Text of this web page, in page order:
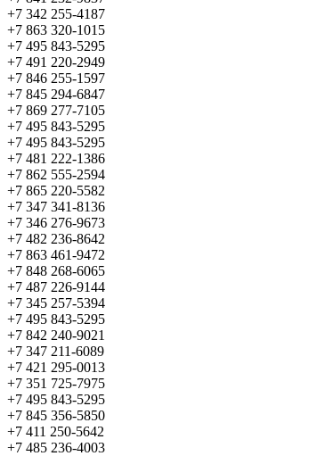
+7 342 255-4187
+7 863 320-1015
+7 495 843-5295
+7 491 220-2949
+7 846 255-1597
+7 845 294-6847
+7 869 277-7105
+7 495 843-5295
+7 495 843-5295
+7 481 222-1386
+7 862 555-2594
+7 865 220-5582
+7 347 341-8136
+7 346 276-9673
+7 482 236-8642
+7 863 461-9472
+7 848 268-6065
+7 487 226-9144
+7 345 257-5394
+7 495 843-5295
+7 842 240-9021
+7 347 211-6089
+7 421 295-0013
+7 351 725-7975
+7 495 843-5295
+7 845 356-5850
+7 411 250-5642
+7 485 236-4003